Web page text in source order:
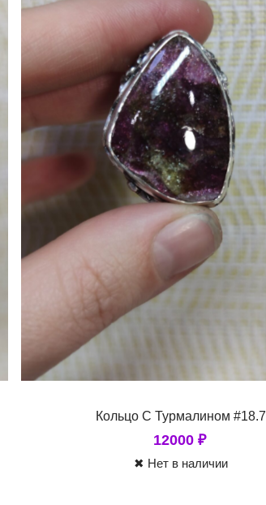
Кольцо С Турмалином #18.7
12000₽
✖ Нет в наличии